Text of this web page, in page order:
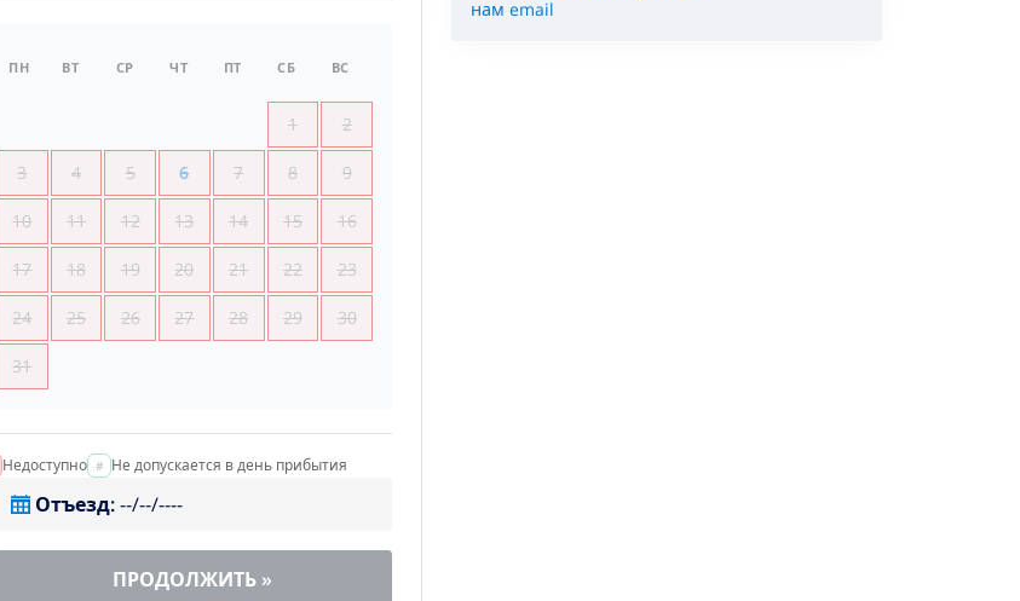
ПН ВТ СР ЧТ ПТ СБ ВС
1 2
3 4 5 6 7 8 9
10 11 12 13 14 15 16
17 18 19 20 21 22 23
24 25 26 27 28 29 30
31
Недоступно Не допускается в день прибытия
Отъезд:--/--/----
ПРОДОЛЖИТЬ»
нам email